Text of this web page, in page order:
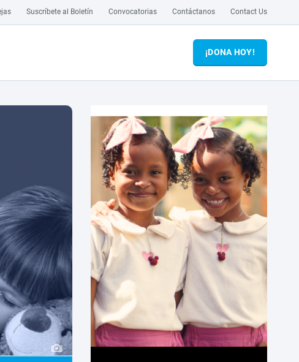
Suscríbete al Boletín Convocatorias Contáctanos Contact Us
¡DONA HOY!